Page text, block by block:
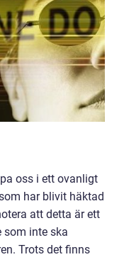
oss i ett ovanligt
har blivit häktad
att detta är ett
som inte ska
Trots det finns